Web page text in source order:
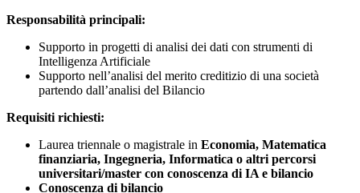
Responsabilità principali:
Supporto in progetti di analisi dei dati con strumenti di
Intelligenza Artificiale
Supporto nell’analisi del merito creditizio di una società
partendo dall’analisi del Bilancio
Requisiti richiesti:
Laurea triennale o magistrale in Economia, Matematica
finanziaria, Ingegneria, Informatica o altri percorsi
universitari/master con conoscenza di IA e bilancio
Conoscenza di bilancio